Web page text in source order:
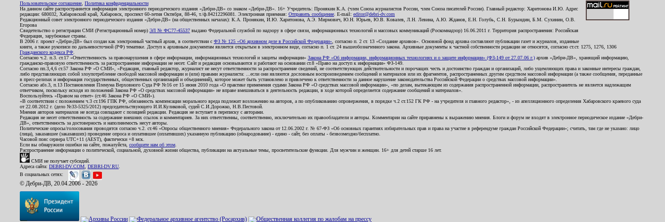
Пользовательское соглашение Политика конфиденциальности
На данном сайте распространяется информация электронного периодического издания «Дебри-ДВ» со знаком «Дебри-ДВ». 16+ Учредитель: Пронякин К.А. (член Союза журналистов России, член Союза писателей России). Главный редактор: Харитонова И.Ю. Адрес
редакции: 680032, Хабаровский край, Хабаровск, проспект 60-летия Октября, 88-46, т./ф.84212296081. Электронная приемная: Отправить сообщение . E-mail: editor@debri-dv.com
Редакционный совет электронного периодического издания «Дебри-ДВ» (на общественных началах): К.А. Пронякин, И.Ю. Харитонова, А.Э. Мирмович, Ю.Н. Юрьев, Ю.В. Ковалев, Л.Н. Левина, А.Ю. Жданов, Е.Н. Голубь, С.Н. Бурындин, Б.М. Сухинин, О.В.
Егорова
Свидетельство о регистрации СМИ (Регистрационный номер) ЭЛ № ФС77-45537 выдано Федеральной службой по надзору в сфере связи, информационных технологий и массовых коммуникаций (Роскомнадзор) 16.06.2011 г. Территория распространения: Российская
Федерация, зарубежные страны.
В 2006 г. проект «Дебри-ДВ» был создан как электронный частный архив, в соответствии с ФЗ № 125 «Об архивном деле в Российской Федерации» , согласно п. 2 ст. 13 «Создание архивов». Основной фонд архива составляют публикации газет и журналов, изданные
книги, а также рукописи по дальневосточной (РФ) тематике. Доступ к архивным документам является открытым в электронном виде, согласно п. 1 ст. 24 вышеобозначенного закона. Архивные документы к частной собственности редакции не относятся, согласно ст.ст. 1275, 1276, 1306
Гражданского кодекса РФ
Согласно ч.2. п.3. ст.17 «Ответственность за правонарушения в сфере информации, информационных технологий и защиты информации» Закона РФ «Об информации, информационных технологиях и о защите информации» (ФЗ-149 от 27.07.06 г.) архив «Дебри-ДВ», хранящий информацию,
гражданско-правовую ответственность за распространение информации не несет. Сайт и редакция основываются и работают на основании ст.8 «Право на доступ к информации» ФЗ-149.
Согласно пп.3,4,6 ст.57 Закона РФ «О СМИ», «Редакция, главный редактор, журналист не несут ответственности за распространение сведений, не соответствующих действительности и порочащих честь и достоинство граждан и организаций, либо ущемляющих права и законные интересы граждан,
либо представляющих собой злоупотребление свободой массовой информации и (или) правами журналиста: ...если они являются дословным воспроизведением сообщений и материалов или их фрагментов, распространенных другим средством массовой информации (а также сообщения, переданные
в пресс-релизах и информация государственных, общественных организаций и объединений), которое может быть установлено и привлечено к ответственности за данное нарушение законодательства Российской Федерации о средствах массовой информации».
Согласно абз.3, п.13 Постановления Пленума Верховного Суда РФ №16 от 15 июня 2010 года «О практике применения судами Закона РФ «О средствах массовой информации», «по делам, вытекающим из содержания распространенной информации, распространитель не является надлежащим
ответчиком, поскольку исходя из положений Закона РФ «О средствах массовой информации» не вправе вмешиваться в деятельность редакции, в ходе которой определяется содержание сообщений и материалов».
Воспользуйтесь «Правом на ответ» (ст.46 Закона РФ «О СМИ»).
«В соответствии с положением ч.3 ст.196 ГПК РФ, обязанность компенсации морального вреда подлежит возложению на авторов, а по опубликованию опровержения, в порядке ч.2 ст.152 ГК РФ - на учредителя и главного редактор», - из апелляционного определения Хабаровского краевого суда
от 22.08.2012 г. (дело №33-5325/2012) председательствующего И.И.Куликовой, судей С.И.Дорожко, Н.В.Пестовой.
Мнения авторов материалов не всегда совпадают с позицией редакции. Редакция не вступает в переписку с авторами.
Редакция не несет ответственность за содержание внешних ссылок и комментариев. За них ответственны, соответственно, исключительно их правообладатели и авторы. Комментарии на сайте приравнены к выражению мнения. Блоги и форум не входят в электронное периодическое издание «Дебри-
ДВ», ответственность за достоверность и наполняемость несут авторы.
Политические опросы/голосования проводятся согласно ч.2. ст.46 «Опросы общественного мнения» Федерального закона от 12.06.2002 г. № 67-ФЗ «Об основных гарантиях избирательных прав и права на участие в референдуме граждан Российской Федерации»; считать, там где не указано: лицо
(лица), заказавшее (заказавших) проведение опроса и оплатившее (оплативших) указанную публикацию (обнародование) - едино - сайт, без оплаты - безвозмездно/бесплатно.
Часовой пояс сервера UTC+11 (AEST), фактически +8 мск.
Если вы обнаружили ошибки на сайте, пожалуйста, сообщите нам об этом
Распространение информации о политической, социальной, духовной жизни общества, публикации на актуальные темы, просветительские функции. Для мужчин и женщин. 16+ для детей старше 16 лет.
СМИ не получает субсидий.
Адреса сайта: DEBRI-DV.COM DEBRI-DV.RU
В социальных сетях:
© Дебри-ДВ, 20.04.2006 - 2026